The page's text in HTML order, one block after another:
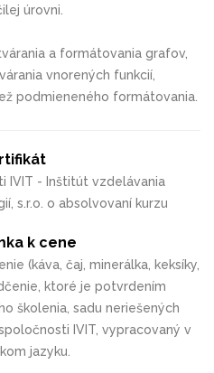
úrovni.
a formátovania grafov,
vnorených funkcií,
podmieneného formátovania.
IVIT - Inštitút vzdelávania
s.r.o. o absolvovaní kurzu
k cene
(káva, čaj, minerálka, keksíky,
ktoré je potvrdením
školenia, sadu neriešených
IVIT, vypracovaný v
jazyku.